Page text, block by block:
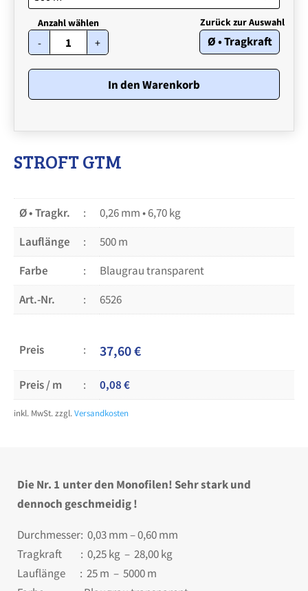
- STROFT
GTM
•
0,26
Menge
+ Ø • Tragkraft
In den Warenkorb
STROFT GTM
Ø • Tragkr.
0,26 mm • 6,70 kg
Lauflänge
500 m
Farbe
Blaugrau transparent
Art.-Nr.
6526
Preis 37,60€
Preis / m 0,08€
inkl. MwSt. zzgl. Versandkosten
Die Nr. 1 unter den Monofilen! Sehr stark und
dennoch geschmeidig !
Durchmesser: 0,03 mm – 0,60 mm
Tragkraft : 0,25 kg – 28,00 kg
Lauflänge : 25 m – 5000 m